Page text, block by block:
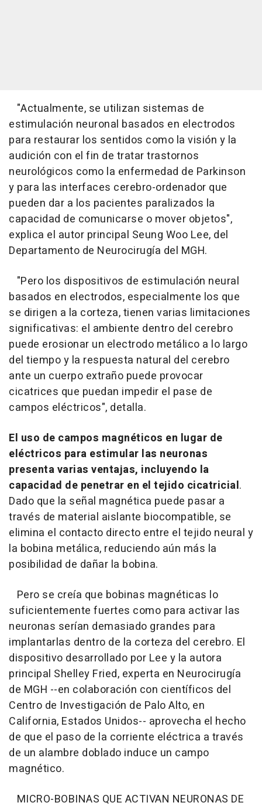
"Actualmente, se utilizan sistemas de
estimulación neuronal basados en electrodos
para restaurar los sentidos como la visión y la
audición con el fin de tratar trastornos
neurológicos como la enfermedad de Parkinson
y para las interfaces cerebro-ordenador que
pueden dar a los pacientes paralizados la
capacidad de comunicarse o mover objetos",
explica el autor principal Seung Woo Lee, del
Departamento de Neurocirugía del MGH.
"Pero los dispositivos de estimulación neural
basados en electrodos, especialmente los que
se dirigen a la corteza, tienen varias limitaciones
significativas: el ambiente dentro del cerebro
puede erosionar un electrodo metálico a lo largo
del tiempo y la respuesta natural del cerebro
ante un cuerpo extraño puede provocar
cicatrices que puedan impedir el pase de
campos eléctricos", detalla.
El uso de campos magnéticos en lugar de
eléctricos para estimular las neuronas
presenta varias ventajas, incluyendo la
capacidad de penetrar en el tejido cicatricial.
Dado que la señal magnética puede pasar a
través de material aislante biocompatible, se
elimina el contacto directo entre el tejido neural y
la bobina metálica, reduciendo aún más la
posibilidad de dañar la bobina.
Pero se creía que bobinas magnéticas lo
suficientemente fuertes como para activar las
neuronas serían demasiado grandes para
implantarlas dentro de la corteza del cerebro. El
dispositivo desarrollado por Lee y la autora
principal Shelley Fried, experta en Neurocirugía
de MGH --en colaboración con científicos del
Centro de Investigación de Palo Alto, en
California, Estados Unidos-- aprovecha el hecho
de que el paso de la corriente eléctrica a través
de un alambre doblado induce un campo
magnético.
MICRO-BOBINAS QUE ACTIVAN NEURONAS DE